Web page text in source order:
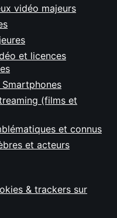
vidéo majeurs
et licences
(films et
et connus
et acteurs
& trackers sur